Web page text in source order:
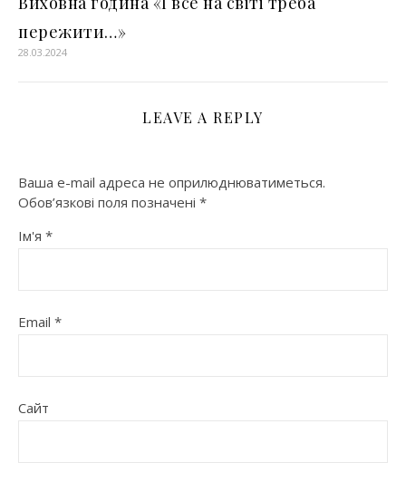
пережити…»
28.03.2024
LEAVE A REPLY
Ваша e-mail адреса не оприлюднюватиметься.
Обов’язкові поля позначені *
Ім'я *
Email *
Сайт